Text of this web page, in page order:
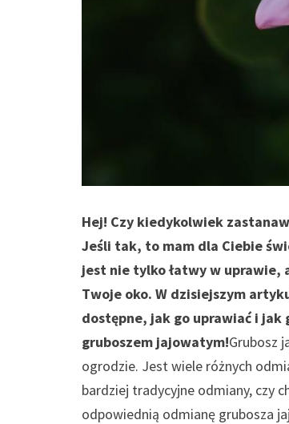
Hej! Czy kiedykolwiek
Jeśli tak, to mam dla Ciebie
jest nie tylko łatwy w uprawie,
Twoje oko. W dzisiejszym
dostępne, jak go uprawiać i jak
gruboszem jajowatym!Grubosz
ogrodzie. Jest wiele różnych
bardziej tradycyjne odmiany, czy
odpowiednią odmianę grubosza